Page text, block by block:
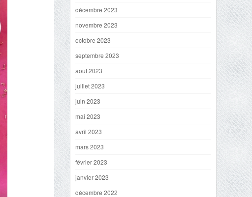
décembre 2023
novembre 2023
octobre 2023
septembre 2023
août 2023
juillet 2023
juin 2023
mai 2023
avril 2023
mars 2023
février 2023
janvier 2023
décembre 2022